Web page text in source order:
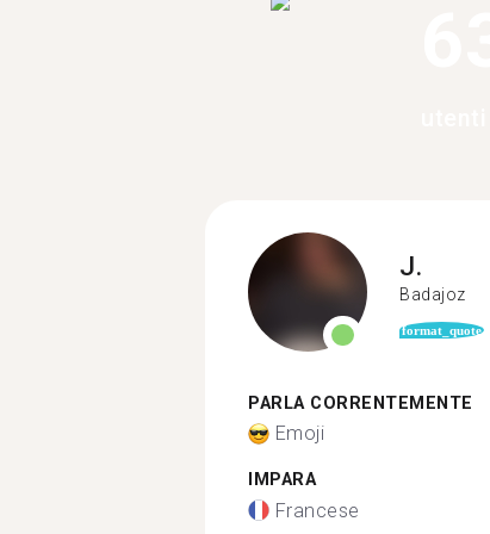
J.
Badajoz
format_quote
PARLA CORRENTEMENTE
Emoji
IMPARA
Francese